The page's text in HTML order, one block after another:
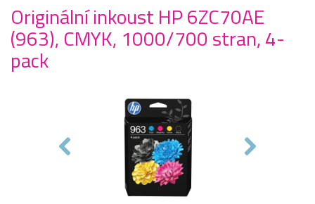
Originální inkoust HP 6ZC70AE
(963), CMYK, 1000/700 stran, 4-
pack